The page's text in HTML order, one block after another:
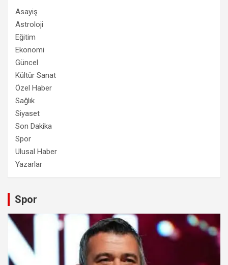
Asayiş
Astroloji
Eğitim
Ekonomi
Güncel
Kültür Sanat
Özel Haber
Sağlık
Siyaset
Son Dakika
Spor
Ulusal Haber
Yazarlar
Spor